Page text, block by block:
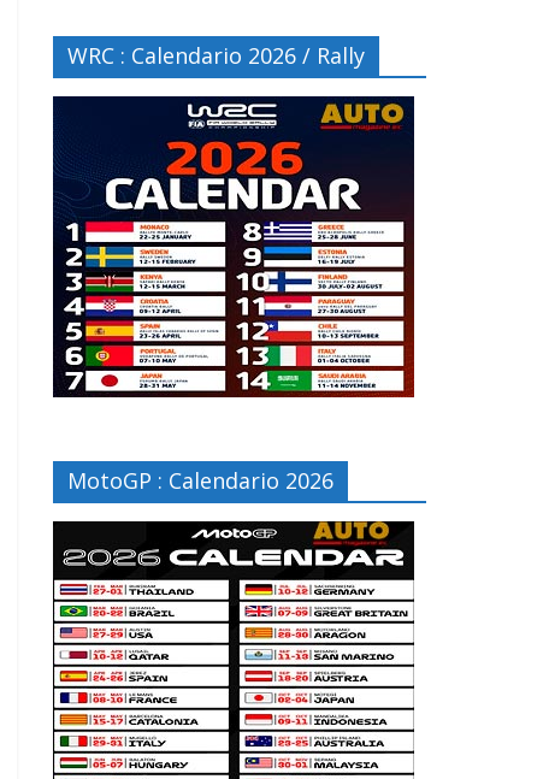
WRC : Calendario 2026 / Rally
MotoGP : Calendario 2026